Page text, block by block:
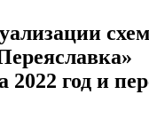
год и